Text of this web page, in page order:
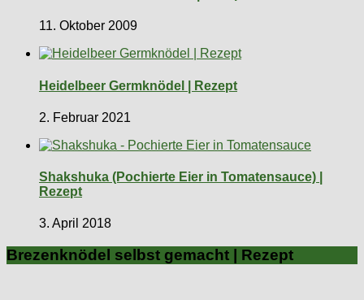
11. Oktober 2009
Heidelbeer Germknödel | Rezept
2. Februar 2021
Shakshuka (Pochierte Eier in Tomatensauce) |
Rezept
3. April 2018
Brezenknödel selbst gemacht | Rezept